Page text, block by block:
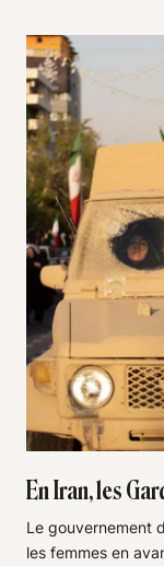
En Iran, les
Le gouvernement
les femmes en